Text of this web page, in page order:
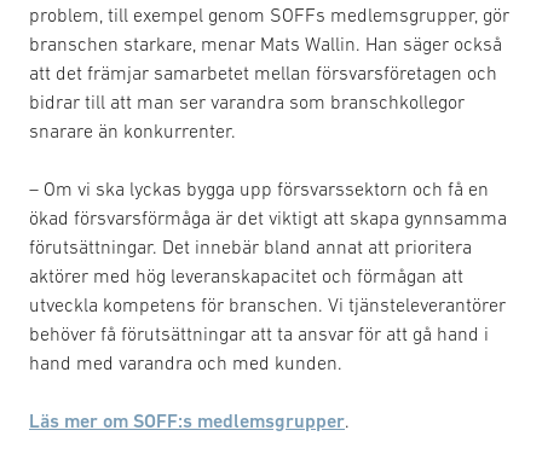
problem, till exempel genom SOFFs medlemsgrupper, gör
branschen starkare, menar Mats Wallin. Han säger också
att det främjar samarbetet mellan försvarsföretagen och
bidrar till att man ser varandra som branschkollegor
snarare än konkurrenter.
– Om vi ska lyckas bygga upp försvarssektorn och få en
ökad försvarsförmåga är det viktigt att skapa gynnsamma
förutsättningar. Det innebär bland annat att prioritera
aktörer med hög leveranskapacitet och förmågan att
utveckla kompetens för branschen. Vi tjänsteleverantörer
behöver få förutsättningar att ta ansvar för att gå hand i
hand med varandra och med kunden.
Läs mer om SOFF:s medlemsgrupper.